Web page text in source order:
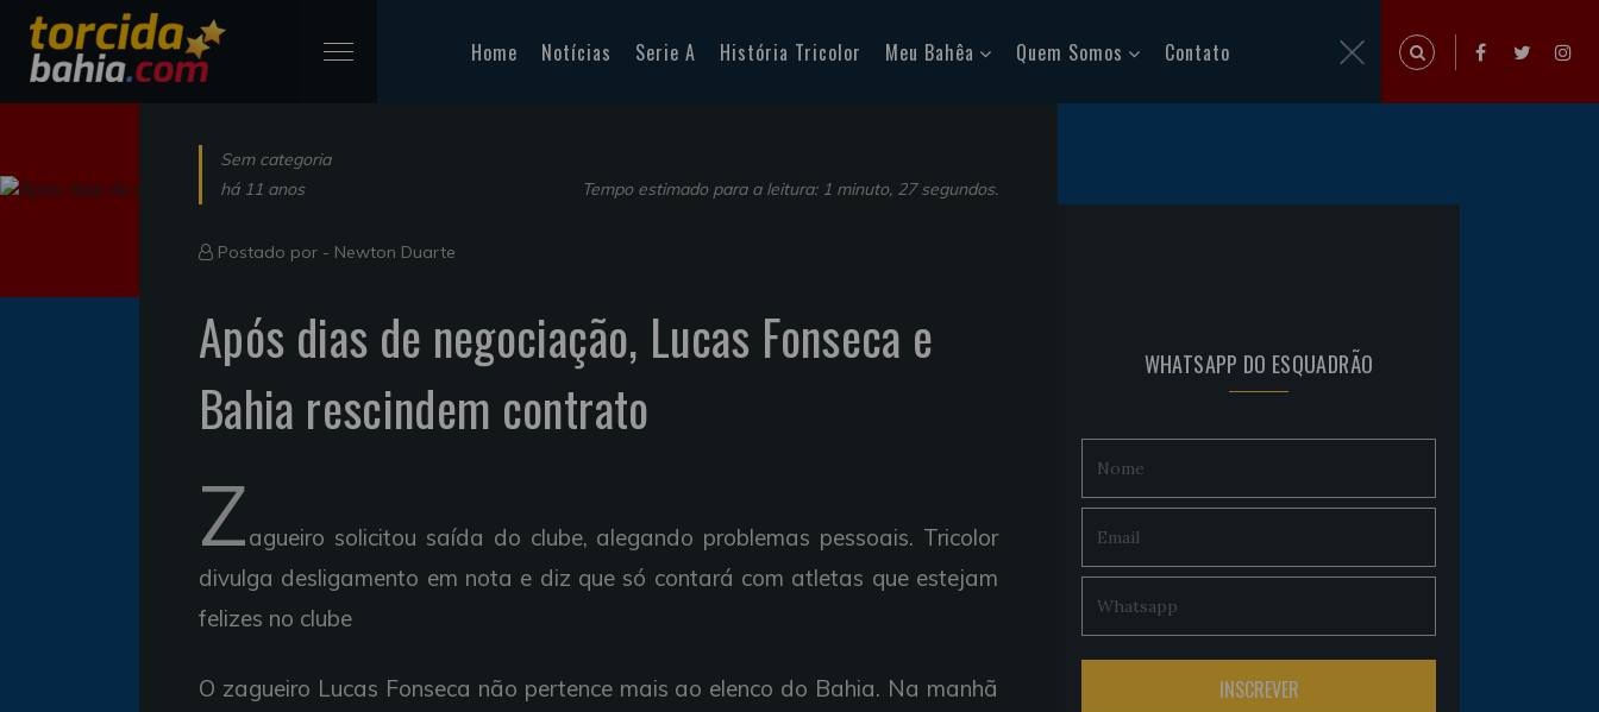
Home Notícias Serie A História Tricolor Meu Bahêa Quem Somos Contato
Sem categoria
há 11 anos
Tempo estimado para a leitura: 1 minuto, 27 segundos.
Postado por - Newton Duarte
Após dias de negociação, Lucas Fonseca e
Bahia rescindem contrato
Zagueiro solicitou saída do clube, alegando problemas pessoais. Tricolor
divulga desligamento em nota e diz que só contará com atletas que estejam
felizes no clube
O zagueiro Lucas Fonseca não pertence mais ao elenco do Bahia. Na manhã
WHATSAPP DO ESQUADRÃO